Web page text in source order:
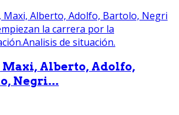
Maxi, Alberto, Adolfo,
Negri...